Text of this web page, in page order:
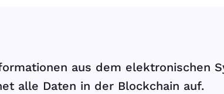
aus dem elektronischen
alle Daten in der Blockchain auf.